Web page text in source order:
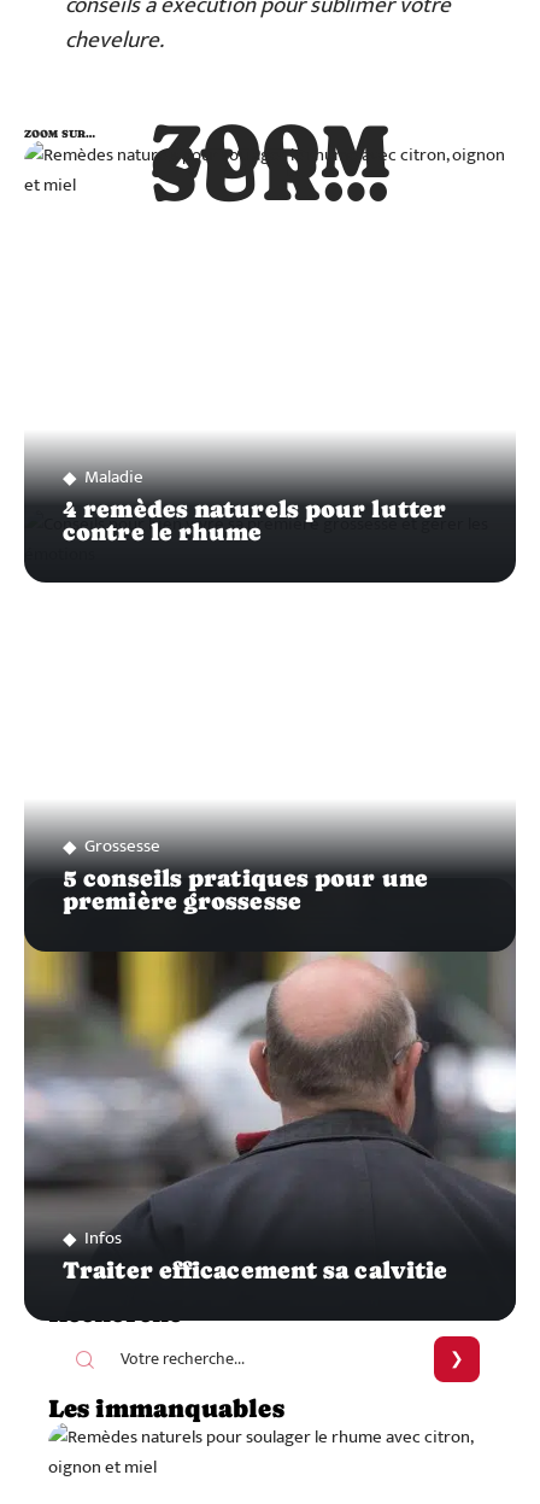
chevelure.
ZOOM
SUR…
ZOOM SUR…
Maladie
4 remèdes naturels pour lutter
contre le rhume
Grossesse
5 conseils pratiques pour une
première grossesse
Infos
Traiter efficacement sa calvitie
Recherche
Les immanquables